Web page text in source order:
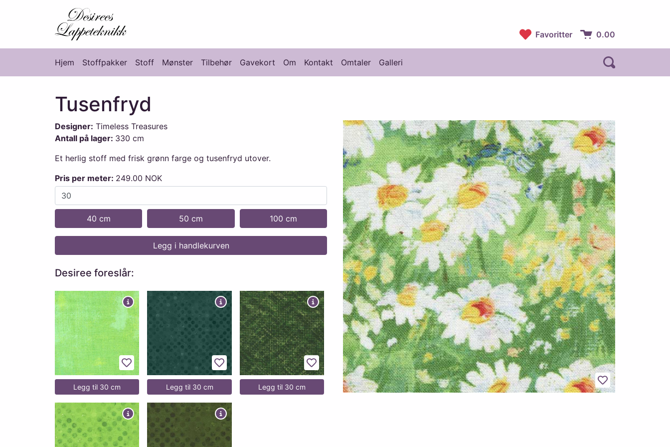
Desirees Lappeteknikk
Favoritter
Handlekurv:
0.00
Hovedmeny
Hjem Stoffpakker Stoff Mønster Tilbehør Gavekort Om Kontakt Omtaler Galleri
Tusenfryd
Legg til favoritter
Designer: Timeless Treasures
Antall på lager: 330 cm
Et herlig stoff med frisk grønn farge og tusenfryd utover.
Pris per meter: 249.00 NOK
40 cm 50 cm 100 cm
Legg i handlekurven
Desiree foreslår:
Legg til favoritter
Legg til 30 cm
Legg til favoritter
Legg til 30 cm
Legg til favoritter
Legg til 30 cm